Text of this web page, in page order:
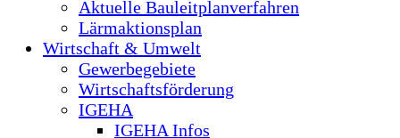
Aktuelle Bauleitplanverfahren
Lärmaktionsplan
Wirtschaft & Umwelt
Gewerbegebiete
Wirtschaftsförderung
IGEHA
IGEHA Infos